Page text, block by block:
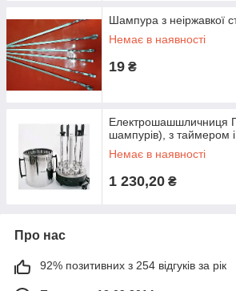
Шампура з неіржавкої
Немає в наявності
19 ₴
Електрошашшличниця
шампурів), з таймером
Немає в наявності
1 230,20 ₴
Про нас
92% позитивних з 254 відгуків за рік